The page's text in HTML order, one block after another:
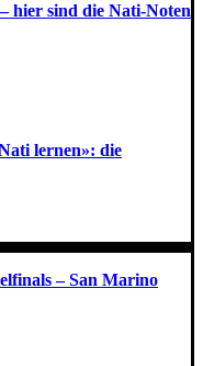
hier sind die Nati-Noten
lernen»: die
– San Marino